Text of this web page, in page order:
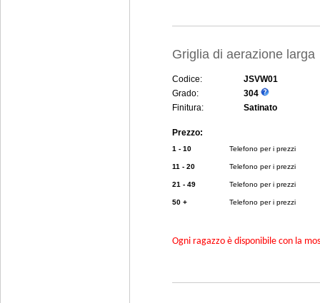
Griglia di aerazione
Codice:
JSVW01
Grado:
304
Finitura:
Satinato
Prezzo:
1 - 10 Telefono per i prezzi
11 - 20 Telefono per i prezzi
21 - 49 Telefono per i prezzi
50 + Telefono per i prezzi
Ogni ragazzo è disponibile con la